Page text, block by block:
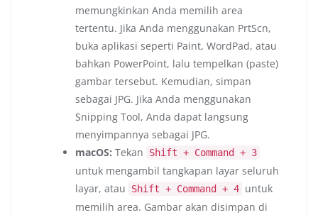
memungkinkan Anda memilih area
tertentu. Jika Anda menggunakan PrtScn,
buka aplikasi seperti Paint, WordPad, atau
bahkan PowerPoint, lalu tempelkan (paste)
gambar tersebut. Kemudian, simpan
sebagai JPG. Jika Anda menggunakan
Snipping Tool, Anda dapat langsung
menyimpannya sebagai JPG.
macOS: Tekan Shift + Command + 3
untuk mengambil tangkapan layar seluruh
layar, atau
Shift + Command + 4 untuk
memilih area. Gambar akan disimpan di